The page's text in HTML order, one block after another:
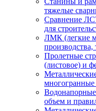
тяжелые
Сравнение
для
ЛМК (легкие
Пролетные
(листовое) и
многогранные
объем и